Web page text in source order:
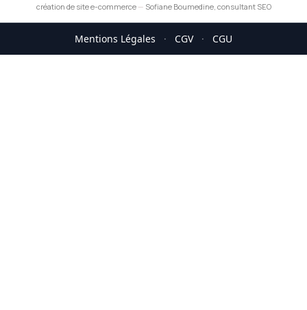
création de site e-commerce— Sofiane Boumedine, consultant SEO
Mentions Légales · CGV · CGU